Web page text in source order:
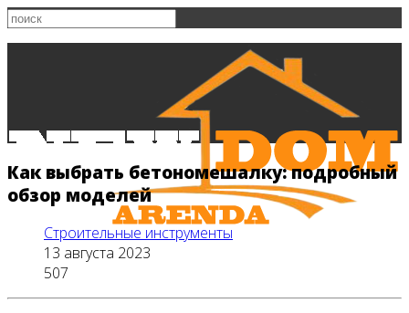
Как выбрать бетономешалку: подробный
обзор моделей
Строительные инструменты
13 августа 2023
507